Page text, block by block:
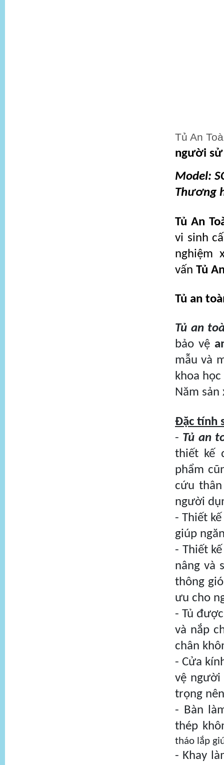
Tủ An
người sử
Model:
Thương
Tủ An
vi sinh
nghiệm
vấn Tủ
Tủ an
Tủ an
bảo vệ
mẫu và
khoa
Năm sản
Đặc tính
- Tủ an
thiết kế
phẩm
cứu
người
- Thiết
giúp
- Thiết
nâng và
thông
ưu cho
- Tủ
và nắp
chân
- Cửa
vệ người
trọng
- Bàn
thép
tháo lắp
- Khay